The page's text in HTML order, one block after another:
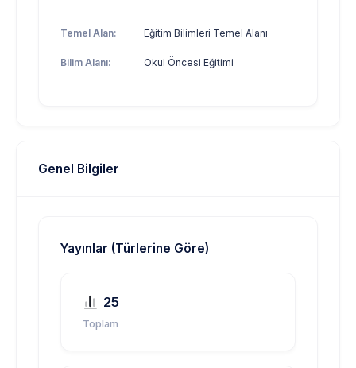
Temel Alan: Eğitim Bilimleri Temel Alanı
Bilim Alanı: Okul Öncesi Eğitimi
Genel Bilgiler
Yayınlar (Türlerine Göre)
25
Toplam